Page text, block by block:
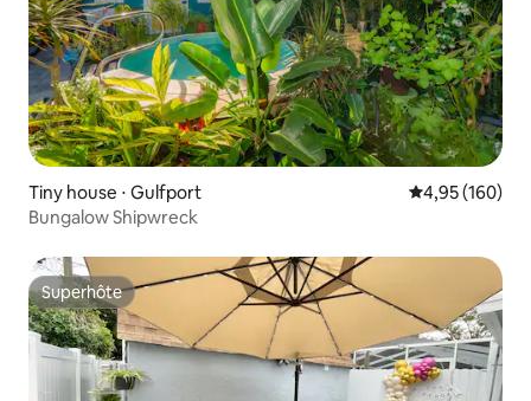
Tiny house ⋅ Gulfport Évaluation
4,95 (160)
Bungalow Shipwreck
Superhôte
Superhôte